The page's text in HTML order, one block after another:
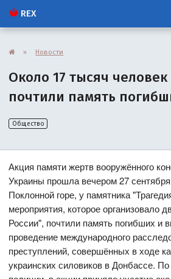
REX
» Новости
Около 17 тысяч
почтили память
Общество
Акция памяти жертв вооружённого
Украины прошла вечером 27
Поклонной горе, у памятника
мероприятия, которое организовало
России", почтили память погибших и
проведение международного
преступлений, совершённых в ходе
украинских силовиков в Донбассе.